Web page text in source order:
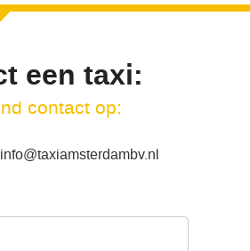
een taxi:
contact op:
info@taxiamsterdambv.nl